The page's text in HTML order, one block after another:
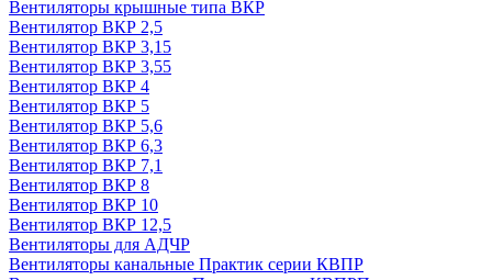
Вентиляторы крышные типа ВКР
Вентилятор ВКР 2,5
Вентилятор ВКР 3,15
Вентилятор ВКР 3,55
Вентилятор ВКР 4
Вентилятор ВКР 5
Вентилятор ВКР 5,6
Вентилятор ВКР 6,3
Вентилятор ВКР 7,1
Вентилятор ВКР 8
Вентилятор ВКР 10
Вентилятор ВКР 12,5
Вентиляторы для АДЧР
Вентиляторы канальные Практик серии КВПР